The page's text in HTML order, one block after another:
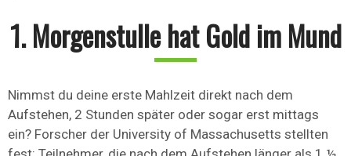
1. Morgenstulle hat Gold im Mund
Nimmst du deine erste Mahlzeit direkt nach dem
Aufstehen, 2 Stunden später oder sogar erst mittags
ein? Forscher der University of Massachusetts stellten